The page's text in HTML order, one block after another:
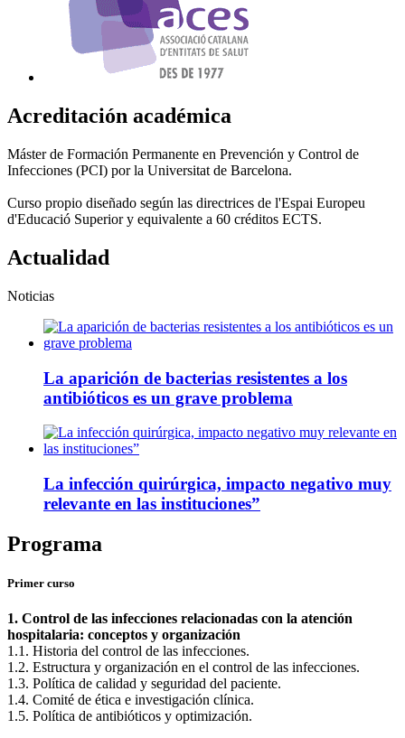
Acreditación académica
Máster de Formación Permanente en Prevención y Control de
Infecciones (PCI) por la Universitat de Barcelona.
Curso propio diseñado según las directrices de l'Espai Europeu
d'Educació Superior y equivalente a 60 créditos ECTS.
Actualidad
Noticias
La aparición de bacterias resistentes a los
antibióticos es un grave problema
La infección quirúrgica, impacto negativo muy
relevante en las instituciones”
Programa
Primer curso
1. Control de las infecciones relacionadas con la atención
hospitalaria: conceptos y organización
1.1. Historia del control de las infecciones.
1.2. Estructura y organización en el control de las infecciones.
1.3. Política de calidad y seguridad del paciente.
1.4. Comité de ética e investigación clínica.
1.5. Política de antibióticos y optimización.